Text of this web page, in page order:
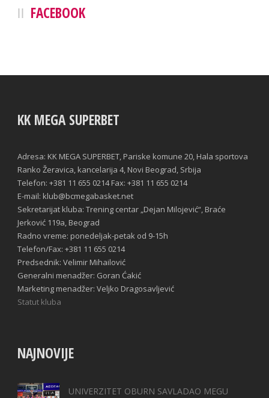
FACEBOOK
KK MEGA SUPERBET
Adresa: KK MEGA SUPERBET, Pariske komune 20, Hala sportova
Ranko Žeravica, kancelarija 4, Novi Beograd, Srbija
Telefon: +381 11 655 0214 Fax: +381 11 655 0214
E-mail: klub@bcmegabasket.net
Sekretarijat kluba: Trening centar „Dejan Milojević“, Braće
Jerković 119a, Beograd
Radno vreme: ponedeljak-petak od 9-15h
Telefon/Fax: +381 11 655 0214
Predsednik: Velimir Mihailović
Generalni menadžer: Goran Ćakić
Marketing menadžer: Veljko Dragosavljević
Statut kluba
NAJNOVIJE
UNIVERZITET OBURN SAVLADAO MEGU